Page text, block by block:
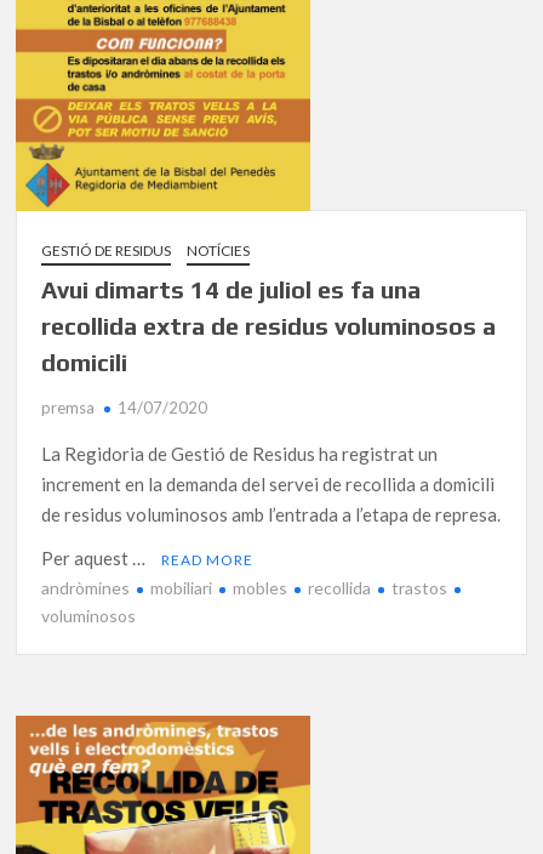
GESTIÓ DE RESIDUS NOTÍCIES
Avui dimarts 14 de juliol es fa una
recollida extra de residus voluminosos a
domicili
premsa 14/07/2020
La Regidoria de Gestió de Residus ha registrat un
increment en la demanda del servei de recollida a domicili
de residus voluminosos amb l’entrada a l’etapa de represa.
Per aquest …
READ MORE
andròmines mobiliari mobles recollida
trastos
voluminosos